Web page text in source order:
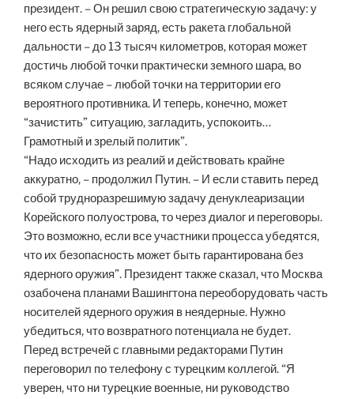
президент. – Он решил свою стратегическую задачу: у
него есть ядерный заряд, есть ракета глобальной
дальности – до 13 тысяч километров, которая может
достичь любой точки практически земного шара, во
всяком случае – любой точки на территории его
вероятного противника. И теперь, конечно, может
“зачистить” ситуацию, загладить, успокоить…
Грамотный и зрелый политик”.
“Надо исходить из реалий и действовать крайне
аккуратно, – продолжил Путин. – И если ставить перед
собой трудноразрешимую задачу денуклеаризации
Корейского полуострова, то через диалог и переговоры.
Это возможно, если все участники процесса убедятся,
что их безопасность может быть гарантирована без
ядерного оружия”. Президент также сказал, что Москва
озабочена планами Вашингтона переоборудовать часть
носителей ядерного оружия в неядерные. Нужно
убедиться, что возвратного потенциала не будет.
Перед встречей с главными редакторами Путин
переговорил по телефону с турецким коллегой. “Я
уверен, что ни турецкие военные, ни руководство